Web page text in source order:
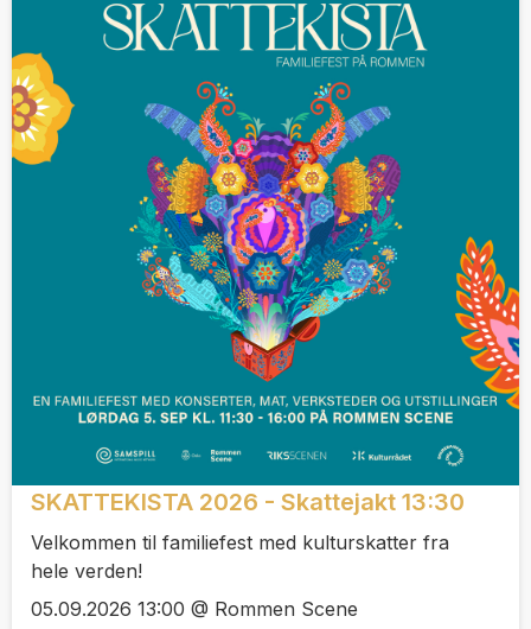
SKATTEKISTA 2026 - Skattejakt 13:30
Velkommen til familiefest med kulturskatter fra
hele verden!
05.09.2026 13:00 @ Rommen Scene